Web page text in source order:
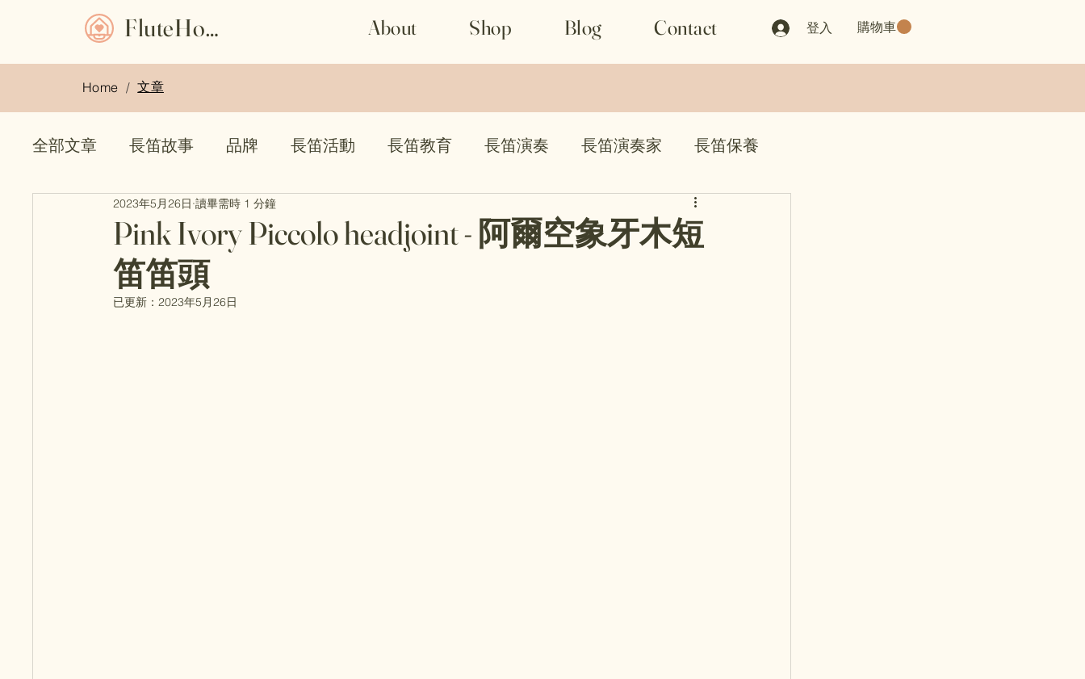
FluteHome About Shop Blog Contact 登入 購物車
Home / 文章
全部文章 長笛故事 品牌 長笛活動 長笛教育 長笛演奏 長笛演奏家 長笛保養
二手長笛 長笛盒
Pink Ivory Piccolo headjoint - 阿爾空象牙木短
笛笛頭
2023年5月26日 讀畢需時 1 分鐘
已更新： 2023年5月26日